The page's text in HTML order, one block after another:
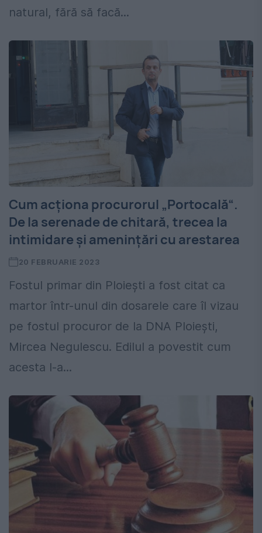
natural, fără să facă...
Cum acționa procurorul „Portocală“.
De la serenade de chitară, trecea la
intimidare și amenințări cu arestarea
20 FEBRUARIE 2023
Fostul primar din Ploiești a fost citat ca
martor într-unul din dosarele care îl vizau
pe fostul procuror de la DNA Ploiești,
Mircea Negulescu. Edilul a povestit cum
acesta l-a...